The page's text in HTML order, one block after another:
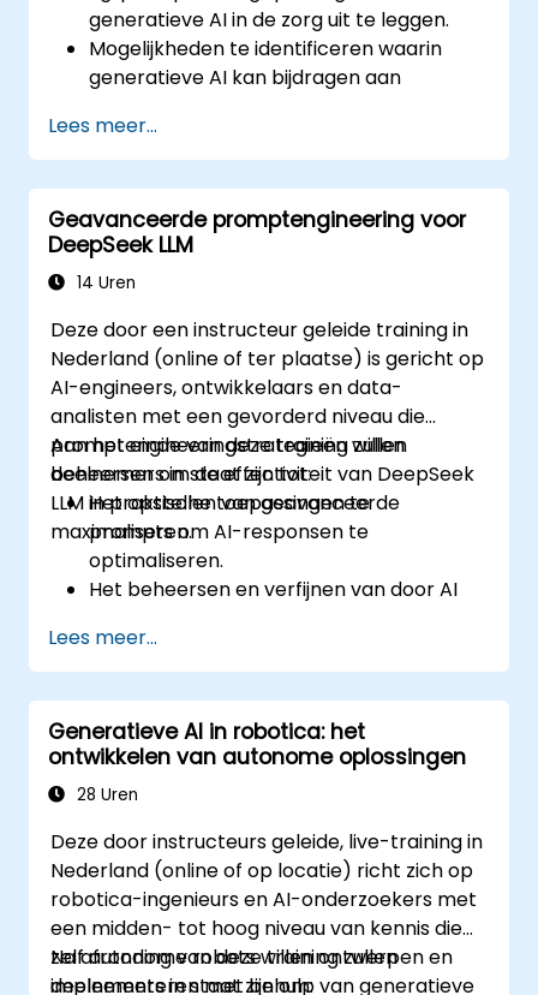
generatieve AI in de zorg uit te leggen.
Mogelijkheden te identificeren waarin
generatieve AI kan bijdragen aan
gepersonaliseerde geneeskunde.
Technieken op basis van generatieve AI
te gebruiken voor medische
beeldvorming en diagnostiek.
De ethische gevolgen van het gebruik van
AI in medische contexten te beoordelen.
technologieën succesvol te integreren
binnen zorgorganisaties.
Lees meer...
Geavanceerde promptengineering voor
DeepSeek LLM
14 Uren
Deze door een instructeur geleide training in
Nederland (online of ter plaatse) is gericht op
AI-engineers, ontwikkelaars en data-
analisten met een gevorderd niveau die
promptengineeringstrategieën willen
beheersen om de effectiviteit van DeepSeek
LLM in praktische toepassingen te
maximaliseren.
Aan het einde van deze training zullen
deelnemers in staat zijn tot:
Het opstellen van geavanceerde
prompts om AI-responsen te
optimaliseren.
Het beheersen en verfijnen van door AI
nauwkeurigheid en consistentie.
Het toepassen van technieken zoals
promptkettinging en contextbeheer.
Het minimaliseren van vooroordelen en
het bevorderen van ethisch verantwoord
gebruik van AI binnen promptengineering.
Lees meer...
Generatieve AI in robotica: het
ontwikkelen van autonome oplossingen
28 Uren
Deze door instructeurs geleide, live-training in
Nederland (online of op locatie) richt zich op
robotica-ingenieurs en AI-onderzoekers met
een midden- tot hoog niveau van kennis die
zelf autonome robots willen ontwerpen en
implementeren met behulp van generatieve
Na afronding van deze training zullen
deelnemers in staat zijn om: